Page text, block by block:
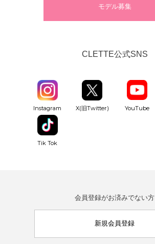
モデル募集
CLETTE公式SNS
Instagram X(旧Twitter) YouTube
Tik Tok
会員登録がお済みでない方
新規会員登録